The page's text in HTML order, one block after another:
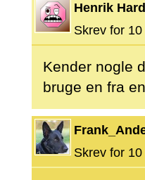
Henrik
Skrev for
Kender nogle
bruge en fra
Skrev for